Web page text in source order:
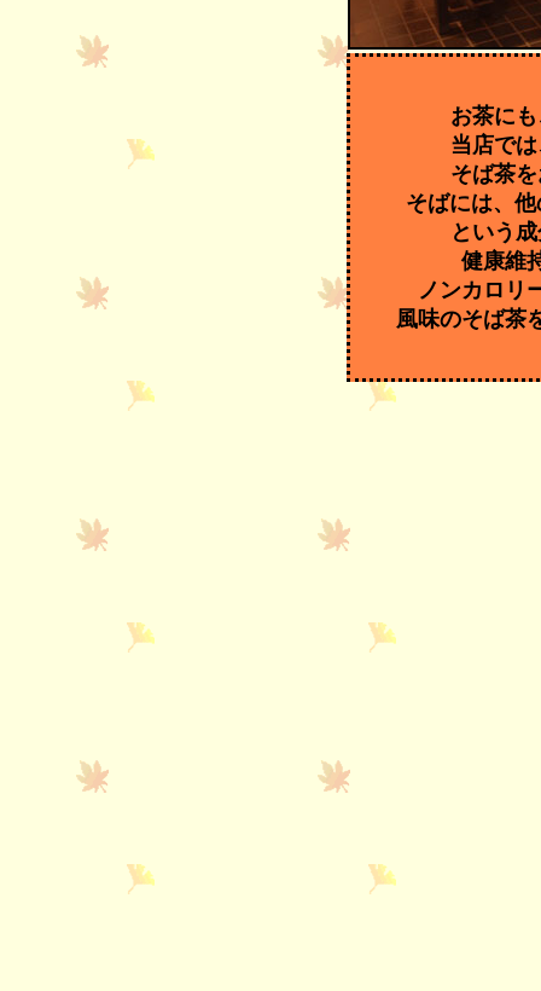
お茶に
当店で
そば茶
そばには、
という
健康維
ノンカロリ
風味のそば茶